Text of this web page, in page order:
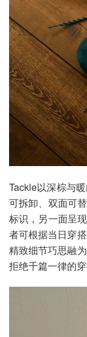
Tackle以深棕与
可拆卸、双面可
标识，另一面呈
者可根据当日穿
精致细节巧思融
拒绝千篇一律的穿